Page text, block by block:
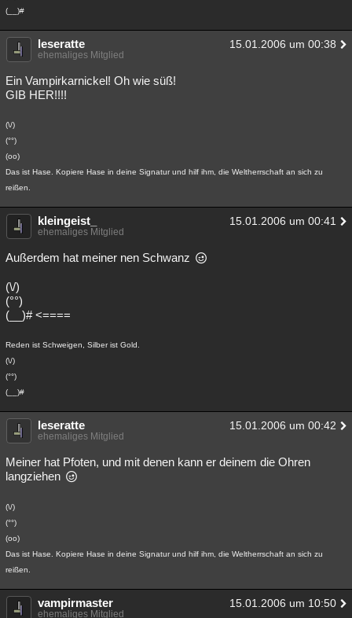
(__)#
leseratte 15.01.2006 um 00:38
ehemaliges Mitglied
Ein Vampirkarnickel! Oh wie süß!
GIB HER!!!!
(\/)
(°°)
(oo)
Das ist Hase. Kopiere Hase in deine Signatur und hilf ihm, die Weltherrschaft an sich zu
reißen.
kleingeist_ 15.01.2006 um 00:41
ehemaliges Mitglied
Außerdem hat meiner nen Schwanz
(\/)
(°°)
(__)# <====
Reden ist Schweigen, Silber ist Gold.
(\/)
(°°)
(__)#
leseratte 15.01.2006 um 00:42
ehemaliges Mitglied
Meiner hat Pfoten, und mit denen kann er deinem die Ohren
langziehen
(\/)
(°°)
(oo)
Das ist Hase. Kopiere Hase in deine Signatur und hilf ihm, die Weltherrschaft an sich zu
reißen.
vampirmaster 15.01.2006 um 10:50
ehemaliges Mitglied